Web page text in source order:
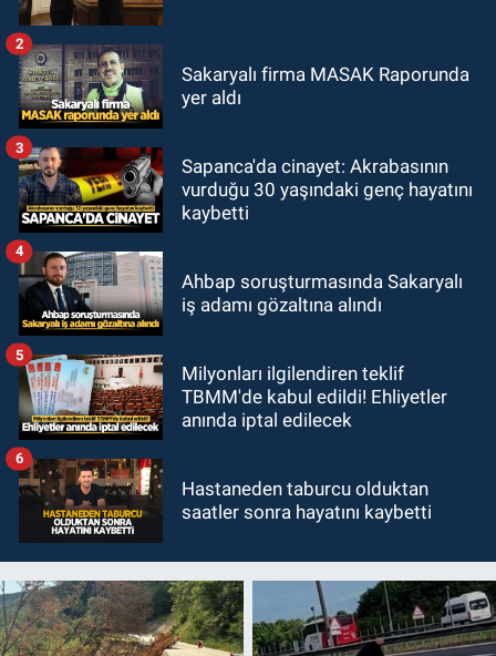
Sakaryalı firma MASAK Raporunda
yer aldı
2
Sapanca'da cinayet: Akrabasının
vurduğu 30 yaşındaki genç hayatını
kaybetti
3
Ahbap soruşturmasında Sakaryalı
iş adamı gözaltına alındı
4
Milyonları ilgilendiren teklif
TBMM'de kabul edildi! Ehliyetler
anında iptal edilecek
5
Hastaneden taburcu olduktan
saatler sonra hayatını kaybetti
6